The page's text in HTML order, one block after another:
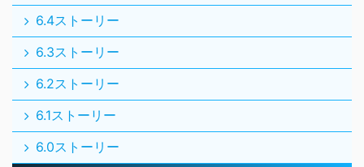
6.4ストーリー
6.3ストーリー
6.2ストーリー
6.1ストーリー
6.0ストーリー